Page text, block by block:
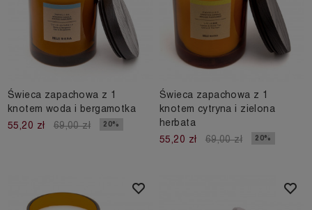
Świeca zapachowa z 1
knotem woda i bergamotka
55,20 zł
69,00 zł 20%
Świeca zapachowa z 1
knotem cytryna i zielona
herbata
55,20 zł
69,00 zł 20%